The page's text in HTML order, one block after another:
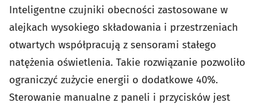
Inteligentne czujniki obecności zastosowane w
alejkach wysokiego składowania i przestrzeniach
otwartych współpracują z sensorami stałego
natężenia oświetlenia. Takie rozwiązanie pozwoliło
ograniczyć zużycie energii o dodatkowe 40%.
Sterowanie manualne z paneli i przycisków jest